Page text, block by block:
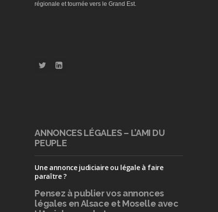
régionale et tournée vers le Grand Est.
ANNONCES LÉGALES – L’AMI DU
PEUPLE
Une annonce judiciaire ou légale à faire
paraître ?
Pensez à publiervos annonces
légales en Alsace et Moselle avec